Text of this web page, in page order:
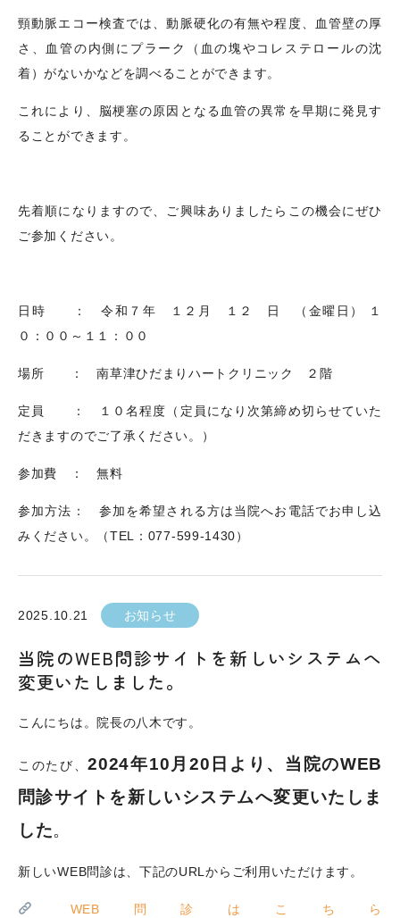
頸動脈エコー検査では、動脈硬化の有無や程度、血管壁の厚
さ、血管の内側にプラーク（血の塊やコレステロールの沈
着）がないかなどを調べることができます。
これにより、脳梗塞の原因となる血管の異常を早期に発見す
ることができます。
先着順になりますので、ご興味ありましたらこの機会にぜひ
ご参加ください。
日時 ： 令和７年 １２月 １２ 日 （金曜日） １
０：００～１１：００
場所 ： 南草津ひだまりハートクリニック ２階
定員 ： １０名程度（定員になり次第締め切らせていた
だきますのでご了承ください。）
参加費 ： 無料
参加方法： 参加を希望される方は当院へお電話でお申し込
みください。（TEL ： 077-599-1430）
2025.10.21 お知らせ
当院のWEB問診サイトを新しいシステムへ
変更いたしました。
こんにちは。院長の八木です。
このたび、2024年10月20日より、当院のWEB
問診サイトを新しいシステムへ変更いたしま
した。
新しいWEB問診は、下記のURLからご利用いただけます。
WEB問診はこちら